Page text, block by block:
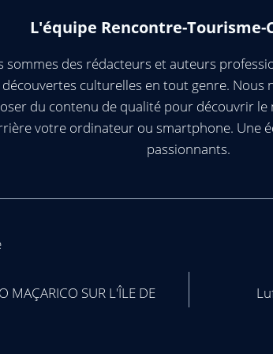
L'équipe Rencontre-
sommes des rédacteurs et auteurs
culturelles en tout genre. Nous
du contenu de qualité pour découvrir
votre ordinateur ou smartphone. Une
passionnants.
MAÇARICO SUR L'ÎLE DE